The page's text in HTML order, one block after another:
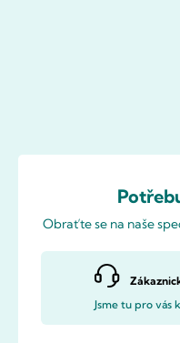
Obraťte se na naše
Jsme tu pro vás